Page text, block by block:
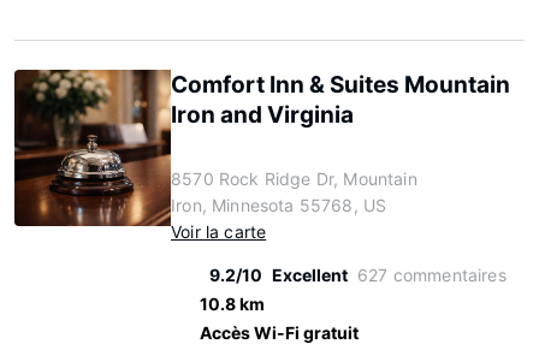
Comfort Inn & Suites Mountain
Iron and Virginia
8570 Rock Ridge Dr, Mountain
Iron, Minnesota 55768, US
Voir la carte
9.2/10 Excellent 627 commentaires
10.8 km
Accès Wi-Fi gratuit